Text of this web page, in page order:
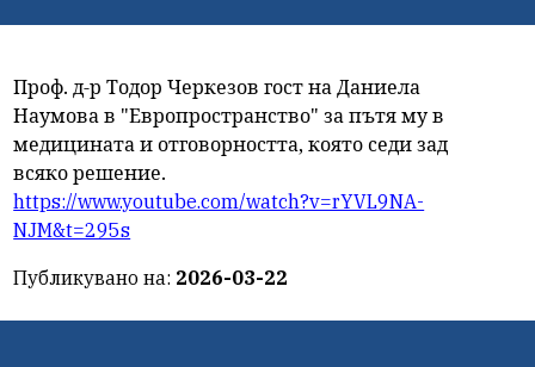
Проф. д-р Тодор Черкезов гост на Даниела
Наумова в "Европространство" за пътя му в
медицината и отговорността, която седи зад
всяко решение.
https://www.youtube.com/watch?v=rYVL9NA-
NJM&t=295s
Публикувано на: 2026-03-22